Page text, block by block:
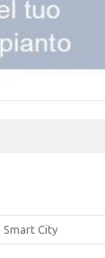
Smart City